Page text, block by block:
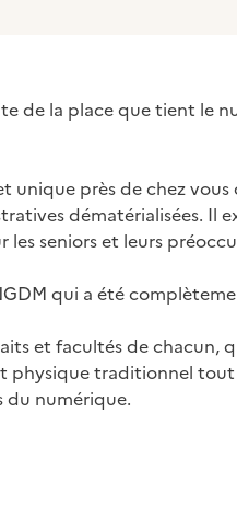
de la place que tient le
unique près de chez
dématérialisées. Il
les seniors et leurs
qui a été
et facultés de chacun,
physique traditionnel
du numérique.